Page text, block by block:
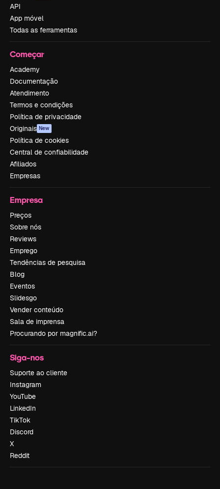
API
App móvel
Todas as ferramentas
Começar
Academy
Documentação
Atendimento
Termos e condições
Política de privacidade
Originais New
Política de cookies
Central de confiabilidade
Afiliados
Empresas
Empresa
Preços
Sobre nós
Reviews
Emprego
Tendências de pesquisa
Blog
Eventos
Slidesgo
Vender conteúdo
Sala de imprensa
Procurando por magnific.ai?
Siga-nos
Suporte ao cliente
Instagram
YouTube
LinkedIn
TikTok
Discord
X
Reddit